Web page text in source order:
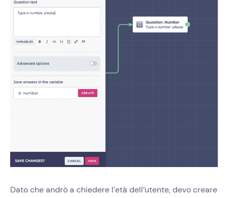
Dato che andrò a chiedere l’età dell’utente, devo creare